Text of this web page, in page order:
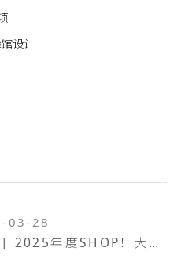
设计
03-28
喜讯 | 2025年度SHOP！大奖赛，万维设计斩获一金两银！